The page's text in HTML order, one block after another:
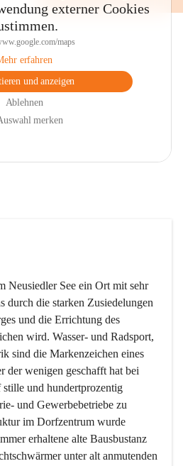
externer Cookies
maps
erfahren
und anzeigen
Ablehnen
merken
Neusiedler See ein Ort mit sehr
durch die starken Zusiedelungen
und die Errichtung des
wird. Wasser- und Radsport,
sind die Markenzeichen eines
der wenigen geschafft hat bei
und hundertprozentig
und Gewerbebetriebe zu
im Dorfzentrum wurde
erhaltene alte Bausbustanz
unter alt anmutenden